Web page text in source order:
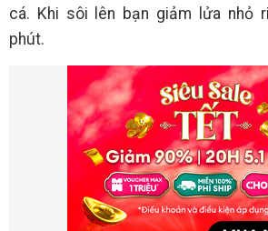
cá. Khi sôi lên bạn giảm lửa nhỏ
phút.